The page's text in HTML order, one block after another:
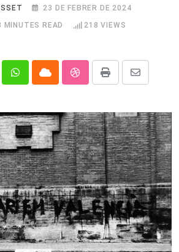
23 DE FEBRER DE 2024
MINUTES READ 218 VIEWS
WhatsappCloud StumbleUpon
Print
Share
Email